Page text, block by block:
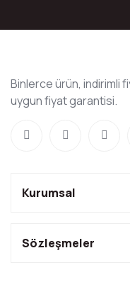
Binlerce ürün, indirimli
uygun fiyat garantisi.
Kurumsal
Sözleşmeler